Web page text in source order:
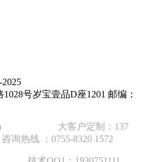
号岁宝壹品D座1201 邮编：
大客户定制：137
：0755-8320 1572